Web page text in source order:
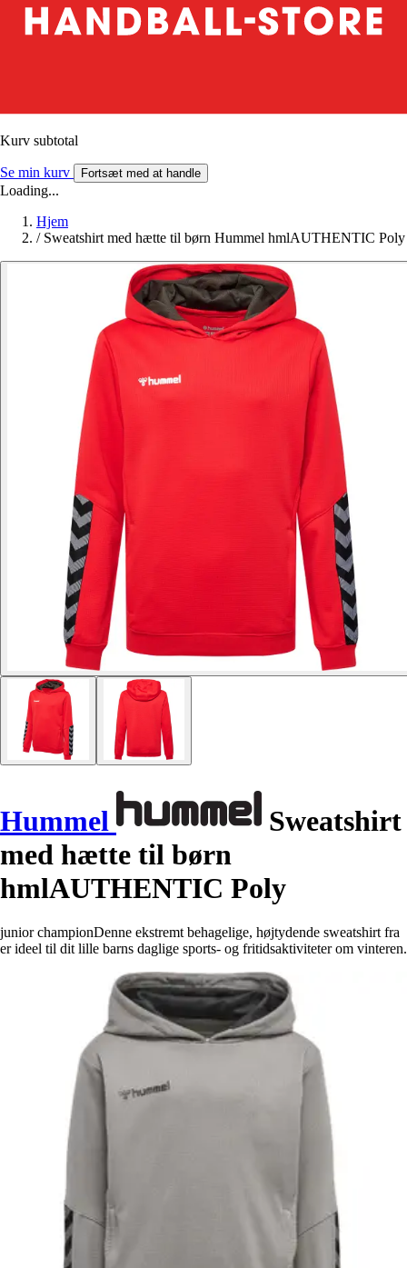
Kurv subtotal
Se min kurv Fortsæt med at handle
Loading...
Hjem
/ Sweatshirt med hætte til børn Hummel hmlAUTHENTIC Poly
Hummel
Sweatshirt
med hætte til børn
hmlAUTHENTIC Poly
junior championDenne ekstremt behagelige, højtydende sweatshirt fra
er ideel til dit lille barns daglige sports- og fritidsaktiviteter om vinteren.